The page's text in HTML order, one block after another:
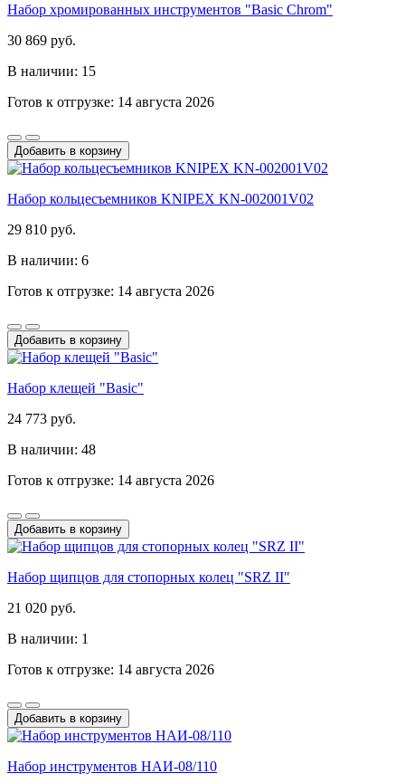
Набор хромированных инструментов "Basic Chrom"
30 869 руб.
В наличии: 15
Готов к отгрузке: 14 августа 2026
Добавить в корзину
Набор кольцесъемников KNIPEX KN-002001V02
29 810 руб.
В наличии: 6
Готов к отгрузке: 14 августа 2026
Добавить в корзину
Набор клещей "Basic"
24 773 руб.
В наличии: 48
Готов к отгрузке: 14 августа 2026
Добавить в корзину
Набор щипцов для стопорных колец "SRZ II"
21 020 руб.
В наличии: 1
Готов к отгрузке: 14 августа 2026
Добавить в корзину
Набор инструментов НАИ-08/110